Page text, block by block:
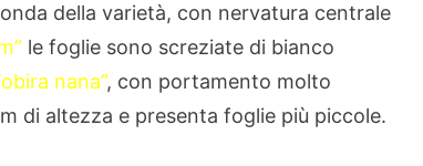
della varietà, con nervatura centrale
le foglie sono screziate di bianco
nana”, con portamento molto
di altezza e presenta foglie più piccole.